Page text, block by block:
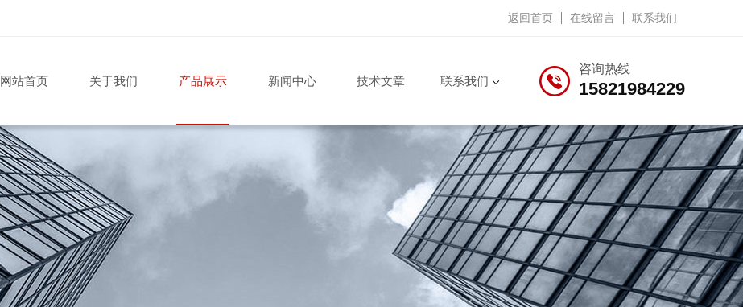
返回首页 在线留言 联系我们
咨询热线
15821984229
网站首页 关于我们 产品展示 新闻中心 技术文章 联系我们